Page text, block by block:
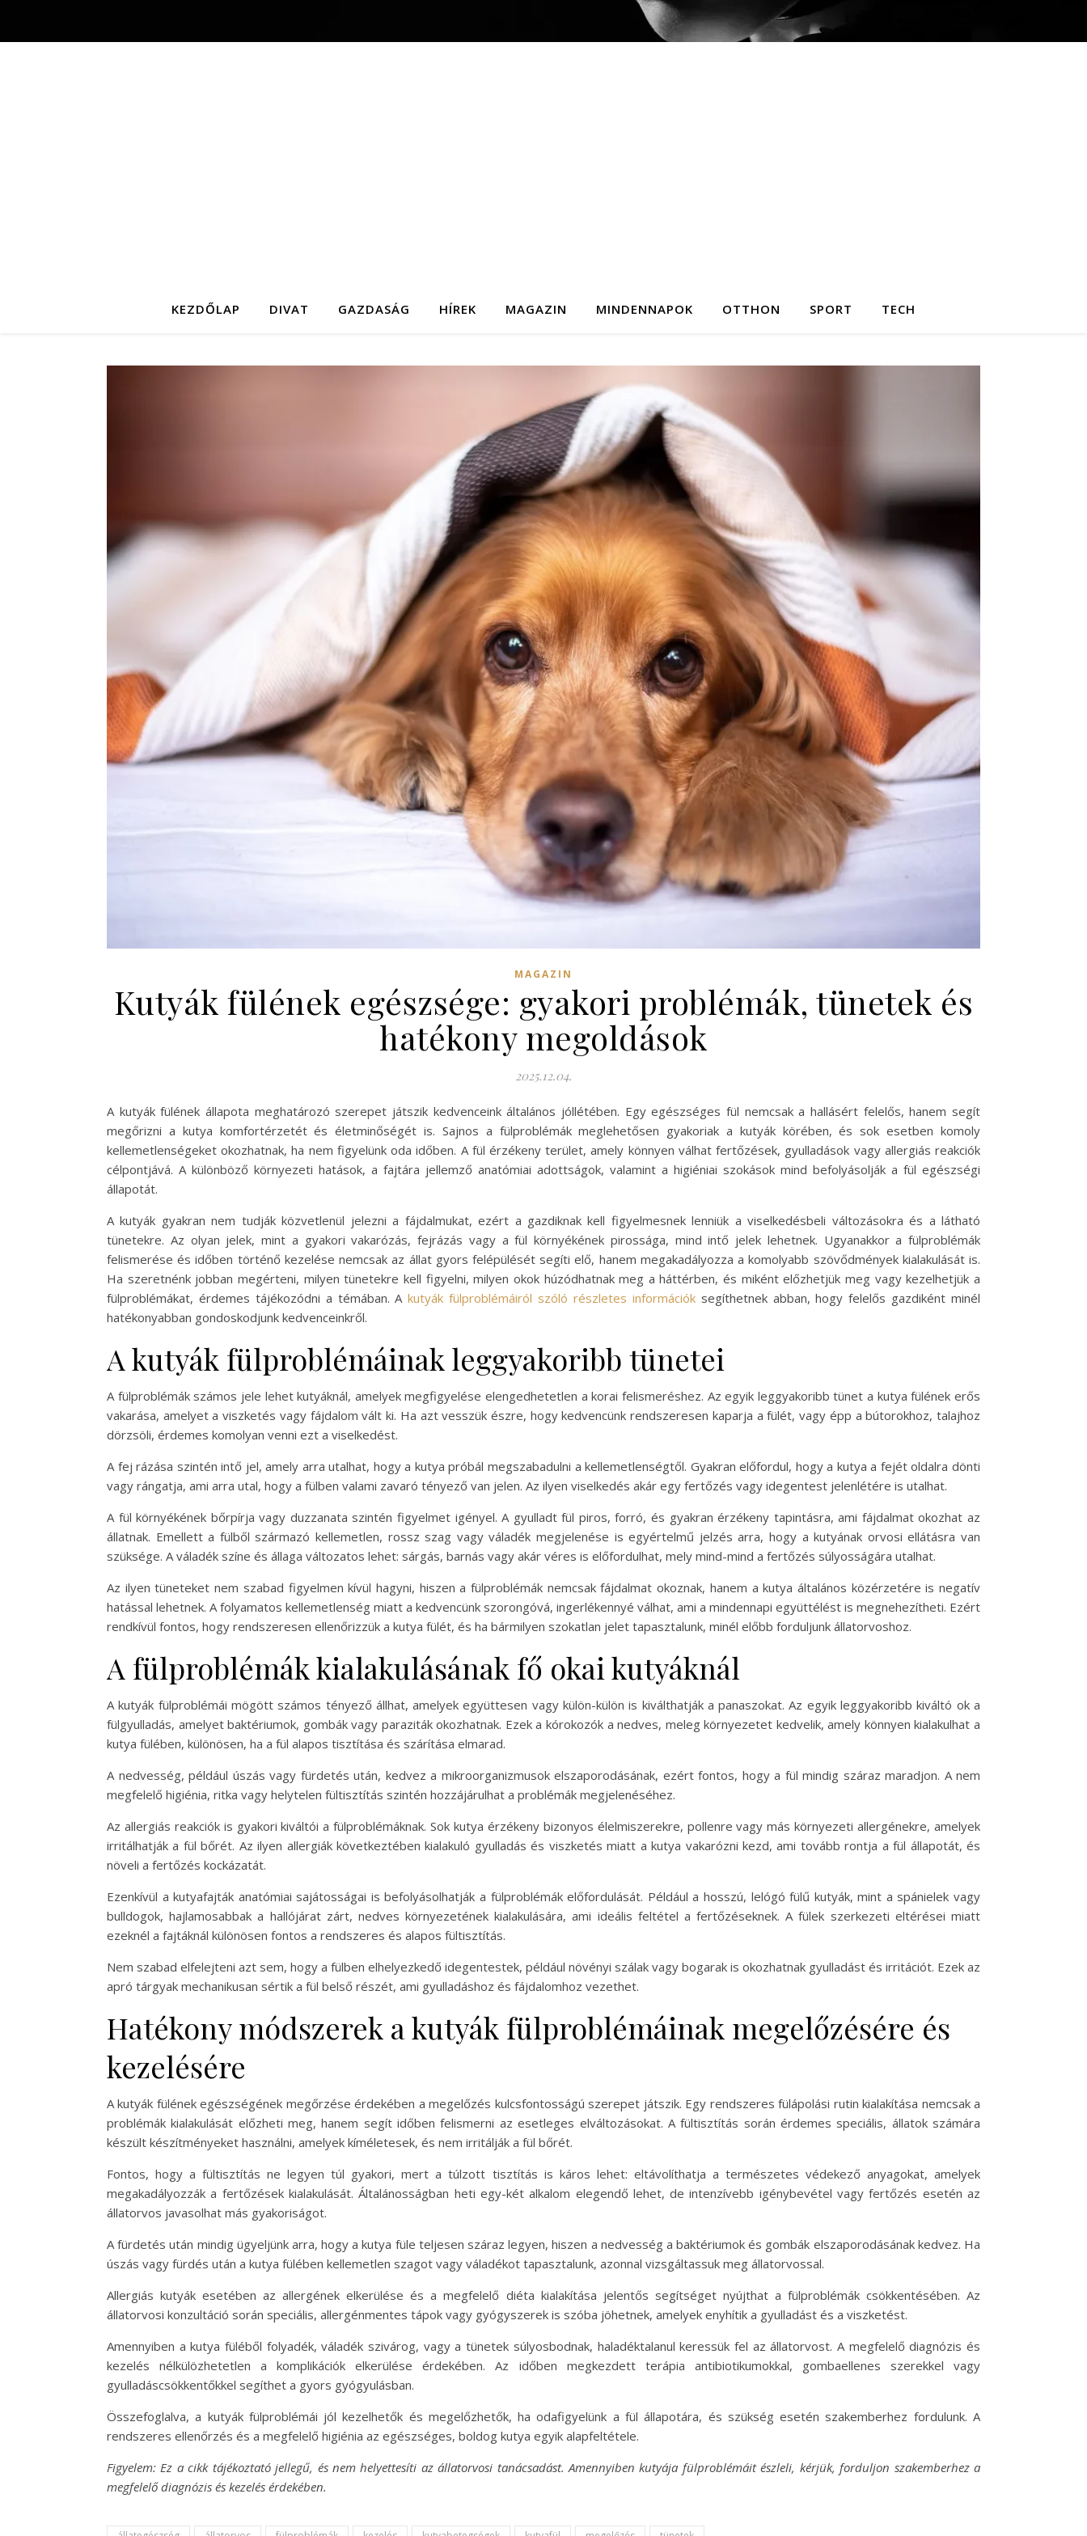
KEZDŐLAP DIVAT GAZDASÁG HÍREK MAGAZIN MINDENNAPOK OTTHON SPORT TECH
MAGAZIN
Kutyák fülének egészsége: gyakori problémák, tünetek és
hatékony megoldások
2025.12.04.
A kutyák fülének állapota meghatározó szerepet játszik kedvenceink általános jóllétében. Egy egészséges fül nemcsak a hallásért felelős, hanem segít
megőrizni a kutya komfortérzetét és életminőségét is. Sajnos a fülproblémák meglehetősen gyakoriak a kutyák körében, és sok esetben komoly
kellemetlenségeket okozhatnak, ha nem figyelünk oda időben. A fül érzékeny terület, amely könnyen válhat fertőzések, gyulladások vagy allergiás reakciók
célpontjává. A különböző környezeti hatások, a fajtára jellemző anatómiai adottságok, valamint a higiéniai szokások mind befolyásolják a fül egészségi
állapotát.
A kutyák gyakran nem tudják közvetlenül jelezni a fájdalmukat, ezért a gazdiknak kell figyelmesnek lenniük a viselkedésbeli változásokra és a látható
tünetekre. Az olyan jelek, mint a gyakori vakarózás, fejrázás vagy a fül környékének pirossága, mind intő jelek lehetnek. Ugyanakkor a fülproblémák
felismerése és időben történő kezelése nemcsak az állat gyors felépülését segíti elő, hanem megakadályozza a komolyabb szövődmények kialakulását is.
Ha szeretnénk jobban megérteni, milyen tünetekre kell figyelni, milyen okok húzódhatnak meg a háttérben, és miként előzhetjük meg vagy kezelhetjük a
fülproblémákat, érdemes tájékozódni a témában. Akutyák fülproblémáiról szóló részletes információksegíthetnek abban, hogy felelős gazdiként minél
hatékonyabban gondoskodjunk kedvenceinkről.
A kutyák fülproblémáinak leggyakoribb tünetei
A fülproblémák számos jele lehet kutyáknál, amelyek megfigyelése elengedhetetlen a korai felismeréshez. Az egyik leggyakoribb tünet a kutya fülének erős
vakarása, amelyet a viszketés vagy fájdalom vált ki. Ha azt vesszük észre, hogy kedvencünk rendszeresen kaparja a fülét, vagy épp a bútorokhoz, talajhoz
dörzsöli, érdemes komolyan venni ezt a viselkedést.
A fej rázása szintén intő jel, amely arra utalhat, hogy a kutya próbál megszabadulni a kellemetlenségtől. Gyakran előfordul, hogy a kutya a fejét oldalra dönti
vagy rángatja, ami arra utal, hogy a fülben valami zavaró tényező van jelen. Az ilyen viselkedés akár egy fertőzés vagy idegentest jelenlétére is utalhat.
A fül környékének bőrpírja vagy duzzanata szintén figyelmet igényel. A gyulladt fül piros, forró, és gyakran érzékeny tapintásra, ami fájdalmat okozhat az
állatnak. Emellett a fülből származó kellemetlen, rossz szag vagy váladék megjelenése is egyértelmű jelzés arra, hogy a kutyának orvosi ellátásra van
szüksége. A váladék színe és állaga változatos lehet: sárgás, barnás vagy akár véres is előfordulhat, mely mind-mind a fertőzés súlyosságára utalhat.
Az ilyen tüneteket nem szabad figyelmen kívül hagyni, hiszen a fülproblémák nemcsak fájdalmat okoznak, hanem a kutya általános közérzetére is negatív
hatással lehetnek. A folyamatos kellemetlenség miatt a kedvencünk szorongóvá, ingerlékennyé válhat, ami a mindennapi együttélést is megnehezítheti. Ezért
rendkívül fontos, hogy rendszeresen ellenőrizzük a kutya fülét, és ha bármilyen szokatlan jelet tapasztalunk, minél előbb forduljunk állatorvoshoz.
A fülproblémák kialakulásának fő okai kutyáknál
A kutyák fülproblémái mögött számos tényező állhat, amelyek együttesen vagy külön-külön is kiválthatják a panaszokat. Az egyik leggyakoribb kiváltó ok a
fülgyulladás, amelyet baktériumok, gombák vagy paraziták okozhatnak. Ezek a kórokozók a nedves, meleg környezetet kedvelik, amely könnyen kialakulhat a
kutya fülében, különösen, ha a fül alapos tisztítása és szárítása elmarad.
A nedvesség, például úszás vagy fürdetés után, kedvez a mikroorganizmusok elszaporodásának, ezért fontos, hogy a fül mindig száraz maradjon. A nem
megfelelő higiénia, ritka vagy helytelen fültisztítás szintén hozzájárulhat a problémák megjelenéséhez.
Az allergiás reakciók is gyakori kiváltói a fülproblémáknak. Sok kutya érzékeny bizonyos élelmiszerekre, pollenre vagy más környezeti allergénekre, amelyek
irritálhatják a fül bőrét. Az ilyen allergiák következtében kialakuló gyulladás és viszketés miatt a kutya vakarózni kezd, ami tovább rontja a fül állapotát, és
növeli a fertőzés kockázatát.
Ezenkívül a kutyafajták anatómiai sajátosságai is befolyásolhatják a fülproblémák előfordulását. Például a hosszú, lelógó fülű kutyák, mint a spánielek vagy
bulldogok, hajlamosabbak a hallójárat zárt, nedves környezetének kialakulására, ami ideális feltétel a fertőzéseknek. A fülek szerkezeti eltérései miatt
ezeknél a fajtáknál különösen fontos a rendszeres és alapos fültisztítás.
Nem szabad elfelejteni azt sem, hogy a fülben elhelyezkedő idegentestek, például növényi szálak vagy bogarak is okozhatnak gyulladást és irritációt. Ezek az
apró tárgyak mechanikusan sértik a fül belső részét, ami gyulladáshoz és fájdalomhoz vezethet.
Hatékony módszerek a kutyák fülproblémáinak megelőzésére és
kezelésére
A kutyák fülének egészségének megőrzése érdekében a megelőzés kulcsfontosságú szerepet játszik. Egy rendszeres fülápolási rutin kialakítása nemcsak a
problémák kialakulását előzheti meg, hanem segít időben felismerni az esetleges elváltozásokat. A fültisztítás során érdemes speciális, állatok számára
készült készítményeket használni, amelyek kíméletesek, és nem irritálják a fül bőrét.
Fontos, hogy a fültisztítás ne legyen túl gyakori, mert a túlzott tisztítás is káros lehet: eltávolíthatja a természetes védekező anyagokat, amelyek
megakadályozzák a fertőzések kialakulását. Általánosságban heti egy-két alkalom elegendő lehet, de intenzívebb igénybevétel vagy fertőzés esetén az
állatorvos javasolhat más gyakoriságot.
A fürdetés után mindig ügyeljünk arra, hogy a kutya füle teljesen száraz legyen, hiszen a nedvesség a baktériumok és gombák elszaporodásának kedvez. Ha
úszás vagy fürdés után a kutya fülében kellemetlen szagot vagy váladékot tapasztalunk, azonnal vizsgáltassuk meg állatorvossal.
Allergiás kutyák esetében az allergének elkerülése és a megfelelő diéta kialakítása jelentős segítséget nyújthat a fülproblémák csökkentésében. Az
állatorvosi konzultáció során speciális, allergénmentes tápok vagy gyógyszerek is szóba jöhetnek, amelyek enyhítik a gyulladást és a viszketést.
Amennyiben a kutya füléből folyadék, váladék szivárog, vagy a tünetek súlyosbodnak, haladéktalanul keressük fel az állatorvost. A megfelelő diagnózis és
kezelés nélkülözhetetlen a komplikációk elkerülése érdekében. Az időben megkezdett terápia antibiotikumokkal, gombaellenes szerekkel vagy
gyulladáscsökkentőkkel segíthet a gyors gyógyulásban.
Összefoglalva, a kutyák fülproblémái jól kezelhetők és megelőzhetők, ha odafigyelünk a fül állapotára, és szükség esetén szakemberhez fordulunk. A
rendszeres ellenőrzés és a megfelelő higiénia az egészséges, boldog kutya egyik alapfeltétele.
Figyelem: Ez a cikk tájékoztató jellegű, és nem helyettesíti az állatorvosi tanácsadást. Amennyiben kutyája fülproblémáit észleli, kérjük, forduljon szakemberhez a
megfelelő diagnózis és kezelés érdekében.